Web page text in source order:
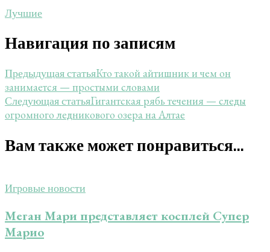
Лучшие
Навигация по записям
Предыдущая статьяКто такой айтишник и чем он
занимается — простыми словами
Следующая статьяГигантская рябь течения — следы
огромного ледникового озера на Алтае
Вам также может понравиться...
Игровые новости
Меган Мари представляет косплей Супер
Марио